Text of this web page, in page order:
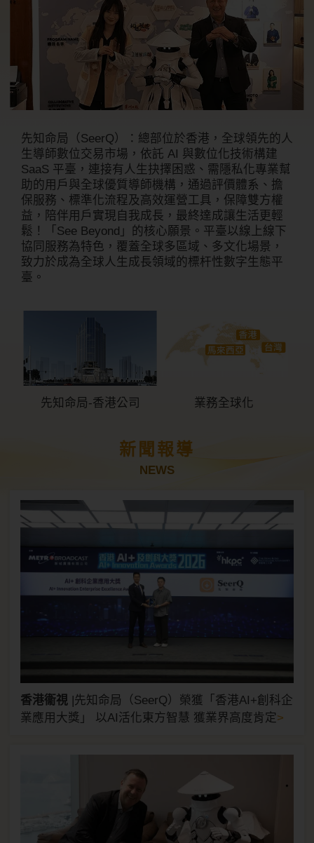
先知命局（SeerQ）：總部位於香港，全球領先的人
生導師數位交易市場，依託 AI 與數位化技術構建
SaaS 平臺，連接有人生抉擇困惑、需隱私化專業幫
助的用戶與全球優質導師機構，通過評價體系、擔
保服務、標準化流程及高效運營工具，保障雙方權
益，陪伴用戶實現自我成長，最終達成讓生活更輕
鬆！「See Beyond」的核心願景。平臺以線上線下
協同服務為特色，覆蓋全球多區域、多文化場景，
致力於成為全球人生成長領域的標杆性數字生態平
臺。
先知命局-香港公司 業務全球化
新聞報導
NEWS
香港衞視|先知命局（SeerQ）榮獲「香港AI+創科企
業應用大獎」 以AI活化東方智慧 獲業界高度肯定>